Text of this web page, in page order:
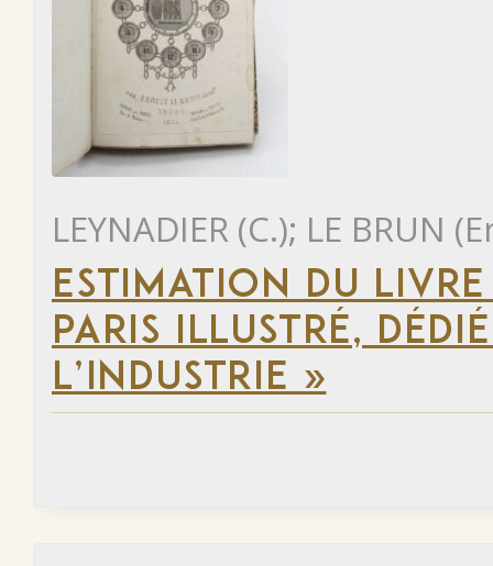
LEYNADIER (C.); LE BRUN
ESTIMATION DU
PARIS ILLUSTRÉ,
L’INDUSTRIE »